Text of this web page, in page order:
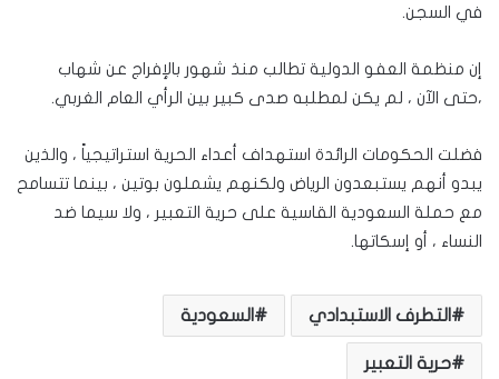
في السجن.
إن منظمة العفو الدولية تطالب منذ شهور بالإفراج عن شهاب
،حتى الآن ، لم يكن لمطلبه صدى كبير بين الرأي العام الغربي.
فضلت الحكومات الرائدة استهداف أعداء الحرية استراتيجياً ، والذين
يبدو أنهم يستبعدون الرياض ولكنهم يشملون بوتين ، بينما تتسامح
مع حملة السعودية القاسية على حرية التعبير ، ولا سيما ضد
النساء ، أو إسكاتها.
التطرف الاستبدادي السعودية
حرية التعبير